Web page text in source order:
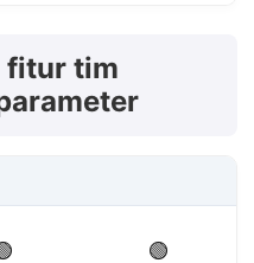
fitur tim
🟢